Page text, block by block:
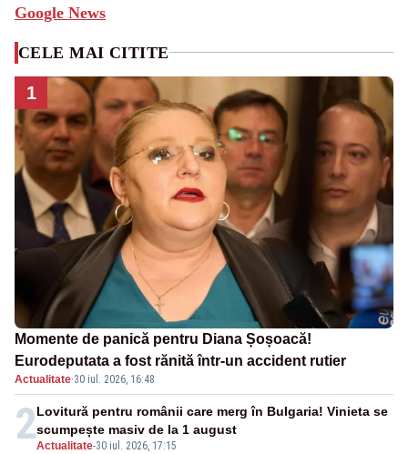
Google News
CELE MAI CITITE
1
Momente de panică pentru Diana Șoșoacă!
Eurodeputata a fost rănită într-un accident rutier
Actualitate·30 iul. 2026, 16:48
2Actualitate-30 iul. 2026, 17:15
Lovitură pentru românii care merg în Bulgaria! Vinieta se
scumpește masiv de la 1 august